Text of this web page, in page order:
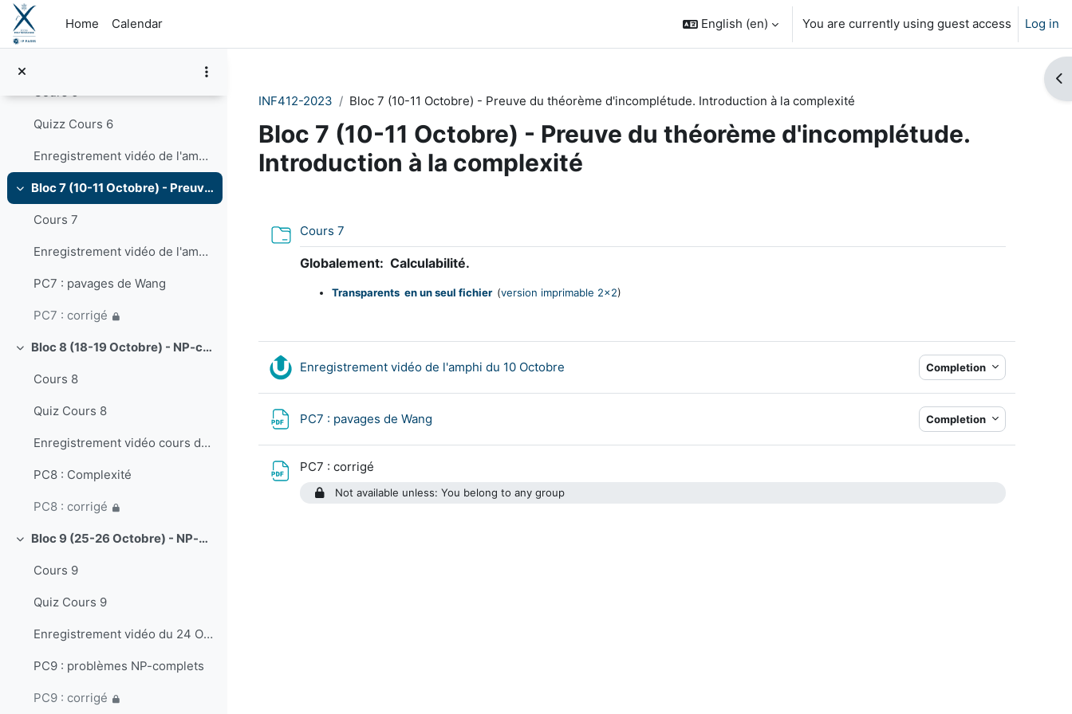
Skip to main content
Home
Calendar English ‎(en)‎ You are currently using guest access Log in
Correction 2023
Collapse
Cours 6
Quizz Cours 6
Enregistrement vidéo de l'amphi du 26 septembre
Collapse Bloc 7 (10-11 Octobre) - Preuve du théorème d'incomplétude. Introduction à la complexité
Cours 7
Enregistrement vidéo de l'amphi du 10 Octobre
PC7 : pavages de Wang
PC7 : corrigé
Collapse Bloc 8 (18-19 Octobre) - NP-complétude.
Cours 8
Quiz Cours 8
Enregistrement vidéo cours du 18 octobre 2023
PC8 : Complexité
PC8 : corrigé
Collapse Bloc 9 (25-26 Octobre) - NP-complétude: suite.
Cours 9
Quiz Cours 9
Enregistrement vidéo du 24 Octobre 2023
PC9 : problèmes NP-complets
PC9 : corrigé
INF412-2023
Bloc 7 (10-11 Octobre) - Preuve du théorème d'incomplétude. Introduction à la complexité
Bloc 7 (10-11 Octobre) - Preuve du théorème d'incomplétude.
Introduction à la complexité
Cours 7
Globalement: Calculabilité.
Transparents en un seul fichier (version imprimable 2x2)
Enregistrement vidéo de l'amphi du 10 Octobre Completion
PC7 : pavages de Wang Completion
PC7 : corrigé
Not available unless: You belong to any group